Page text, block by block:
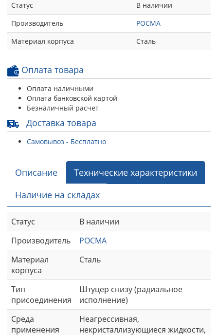
Статус
В наличии
Производитель
РОСМА
Материал корпуса
Сталь
Оплата товара
Оплата наличными
Оплата банковской картой
Безналичный расчет
Доставка товара
Самовывоз - Бесплатно
Описание
Технические характеристики
Наличие на складах
Статус
В наличии
Производитель
РОСМА
Материал
корпуса
Сталь
Тип
присоединения
Штуцер снизу (радиальное
исполнение)
Среда
применения
Неагрессивная,
некристаллизующиеся жидкости,